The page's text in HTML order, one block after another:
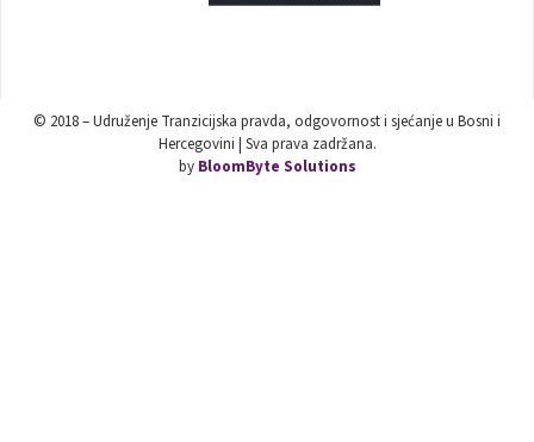
© 2018 – Udruženje Tranzicijska pravda, odgovornost i sjećanje u Bosni i
Hercegovini | Sva prava zadržana.
by BloomByte Solutions